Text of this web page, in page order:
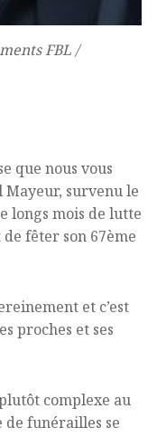
FBL /
que nous vous
Mayeur, survenu le
longs mois de lutte
fêter son 67ème
et c’est
proches et ses
complexe au
funérailles se